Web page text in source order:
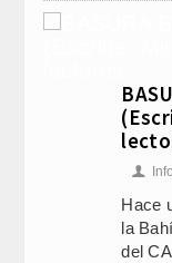
👤
Hace
la
del